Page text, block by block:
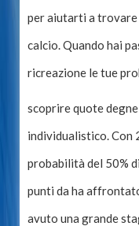
per aiutarti a trovare
calcio. Quando hai
ricreazione le tue
scoprire quote
individualistico. Con
probabilità del 50%
punti da ha
avuto una grande